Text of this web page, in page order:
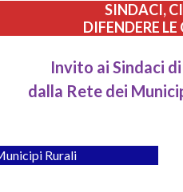
SINDACI,
DIFENDERE
Invito ai Sindaci
dalla Rete dei
Rurali